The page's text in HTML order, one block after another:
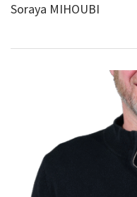
Soraya MIHOUBI